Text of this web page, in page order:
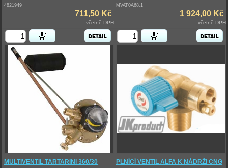
4821949
711,50 Kč
včetně DPH
MVAT0A68.1
1 924,00 Kč
včetně DPH
MULTIVENTIL TARTARINI 360/30 PLNÍCÍ VENTIL ALFA K NÁDRŽI CNG